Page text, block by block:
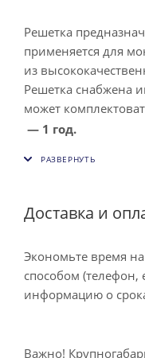
Решетка
применяется для
из
Решетка снабжена
может
— 1 год.
Доставка и
Экономьте время
способом (телефон,
информацию о
Важно!